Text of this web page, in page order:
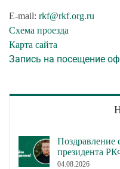
E-mail: rkf@rkf.org.ru
Схема проезда
Карта сайта
Запись на посещение
Поздравление
президента
04.08.2026